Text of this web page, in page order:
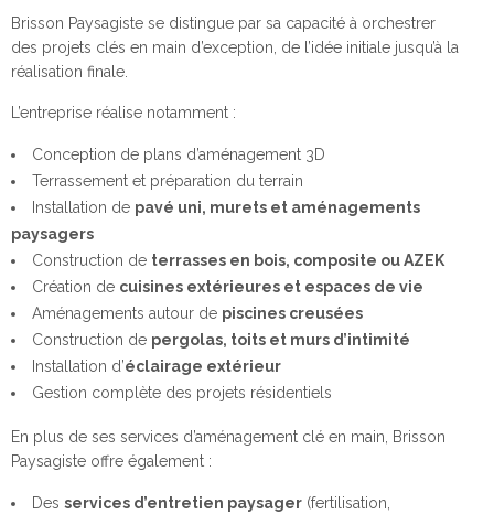
Brisson Paysagiste se distingue par sa capacité à orchestrer
des projets clés en main d’exception, de l’idée initiale jusqu’à la
réalisation finale.
L’entreprise réalise notamment :
Conception de plans d’aménagement 3D
Terrassement et préparation du terrain
Installation de pavé uni, murets et aménagements
paysagers
Construction de terrasses en bois, composite ou AZEK
Création de cuisines extérieures et espaces de vie
Aménagements autour de piscines creusées
Construction de pergolas, toits et murs d’intimité
Installation d’éclairage extérieur
Gestion complète des projets résidentiels
En plus de ses services d’aménagement clé en main, Brisson
Paysagiste offre également :
Des services d’entretien paysager (fertilisation,